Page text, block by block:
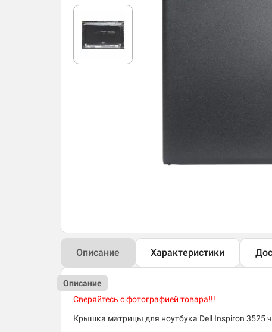
Описание Характеристики
Описание
Сверяйтесь с фотографией товара!!!
Крышка матрицы для ноутбука Dell Inspiron 3525